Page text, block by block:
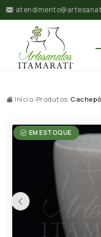
Início/Produtos/
EM ESTOQUE